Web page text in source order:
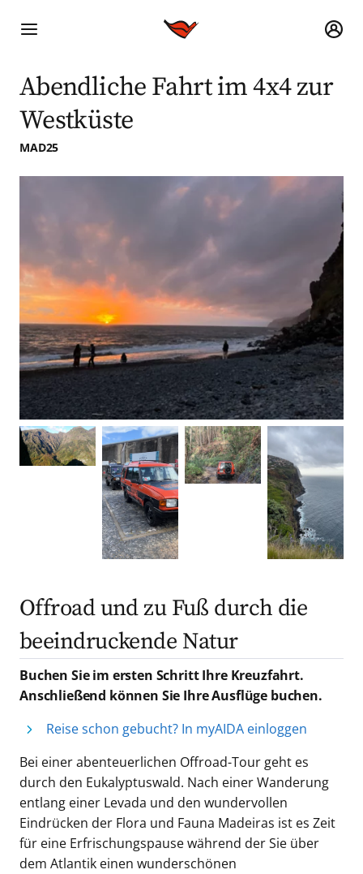
Abendliche Fahrt im 4x4 zur
Westküste
MAD25
Offroad und zu Fuß durch die
beeindruckende Natur
Buchen Sie im ersten Schritt Ihre Kreuzfahrt.
Anschließend können Sie Ihre Ausflüge buchen.
Reise schon gebucht? In myAIDA einloggen
Bei einer abenteuerlichen Offroad-Tour geht es
durch den Eukalyptuswald. Nach einer Wanderung
entlang einer Levada und den wundervollen
Eindrücken der Flora und Fauna Madeiras ist es Zeit
für eine Erfrischungspause während der Sie über
dem Atlantik einen wunderschönen